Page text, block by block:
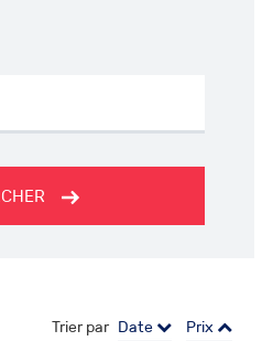
Trier par Date Prix